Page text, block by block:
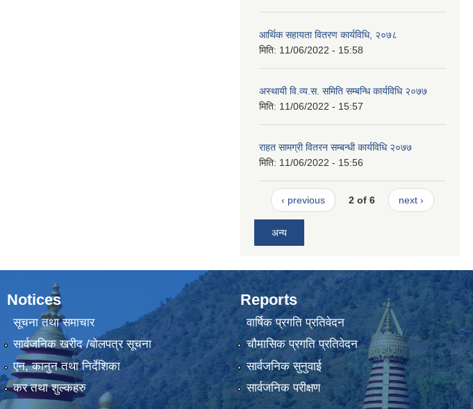
आर्थिक सहायता वितरण कार्यविधि, २०७८
मिति: 11/06/2022 - 15:58
अस्थायी वि.व्य.स. समिति सम्बन्धि कार्यविधि २०७७
मिति: 11/06/2022 - 15:57
राहत सामग्री वितरन सम्बन्धी कार्यविधि २०७७
मिति: 11/06/2022 - 15:56
‹ previous 2 of 6 next ›
अन्य
Notices
सूचना तथा समाचार
सार्वजनिक खरीद /बोलपत्र सूचना
एन, कानुन तथा निर्देशिका
कर तथा शुल्कहरु
Reports
वार्षिक प्रगति प्रतिवेदन
चौमासिक प्रगति प्रतिवेदन
सार्वजनिक सुनुवाई
सार्वजनिक परीक्षण